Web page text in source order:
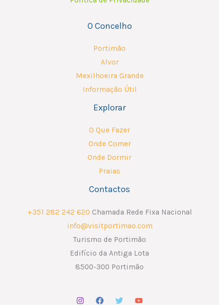
O Concelho
Portimão
Alvor
Mexilhoeira Grande
Informação Útil
Explorar
O Que Fazer
Onde Comer
Onde Dormir
Praias
Contactos
+351 282 242 620 Chamada Rede Fixa Nacional
info@visitportimao.com
Turismo de Portimão
Edifício da Antiga Lota
8500-300 Portimão